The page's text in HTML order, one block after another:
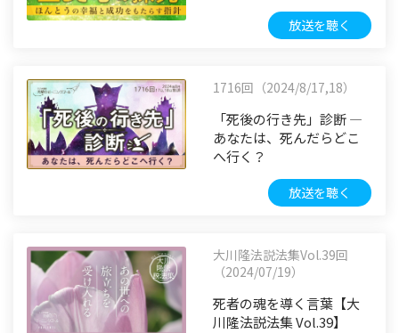
放送を聴く
1716回（2024/8/17,18）
「死後の行き先」診断 ―
あなたは、死んだらどこ
へ行く？
放送を聴く
大川隆法説法集Vol.39回
（2024/07/19）
死者の魂を導く言葉【大
川隆法説法集 Vol.39】